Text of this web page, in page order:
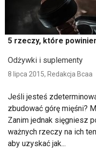
5 rzeczy, które
Odżywki i suplementy
8 lipca 2015, Redakcja Bcaa
Jeśli jesteś
zbudować górę mięśni?
Zanim jednak sięgniesz
ważnych rzeczy na ich
aby uzyskać jak...